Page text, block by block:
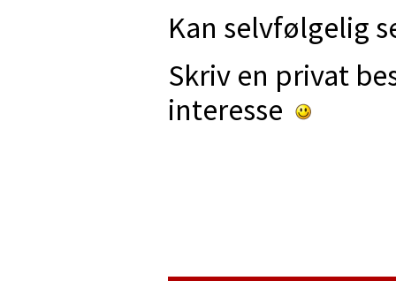
Kan selvfølgelig
Skriv en privat
interesse